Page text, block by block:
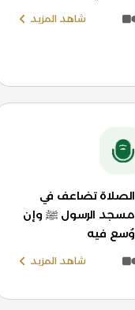
شاهد المزيد
الصلاة تضاعف في
مسجد الرسول ﷺ وإن
وُسع فيه
شاهد المزيد